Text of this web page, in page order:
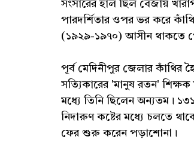
সংসারের হাল ছিল বেজায়
পারদর্শিতার ওপর ভর করে
(১৯২৯-১৯৭০) আসীন থাকতে
পূর্ব মেদিনীপুর জেলার কাঁথির
সত্যিকারের 'মানুষ রতন' শিক্ষক
মধ্যে তিনি ছিলেন অন্যতম।
নিদারুণ কষ্টের মধ্যে চলতে
ফের শুরু করেন পড়াশোনা।